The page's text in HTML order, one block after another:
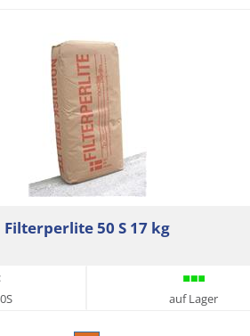
Filterperlite 50 S 17 kg
auf Lager